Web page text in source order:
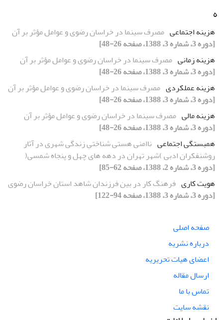
ه
هزینه اجتماعی مصرف سینما در خراسان رضوی و عوامل مؤثر بر آن
[دوره 3، شماره 3، 1388، صفحه 26-48]
هزینه زمانی مصرف سینما در خراسان رضوی و عوامل مؤثر بر آن
[دوره 3، شماره 3، 1388، صفحه 26-48]
هزینه عملکردی مصرف سینما در خراسان رضوی و عوامل مؤثر بر آن
[دوره 3، شماره 3، 1388، صفحه 26-48]
هزینه مالی مصرف سینما در خراسان رضوی و عوامل مؤثر بر آن
[دوره 3، شماره 3، 1388، صفحه 26-48]
همبستگی اجتماعی ناامنی هستی شناختیِ زندگی شهری در آثار
روشنفکران ادبی )شهر تهران در دهه های چهل و پنجاه شمسی(
[دوره 3، شماره 2، 1388، صفحه 62-85]
هویت کاری فرهنگ کار در بین فرزندان شاهد استان خراسان رضوی
[دوره 3، شماره 3، 1388، صفحه 94-122]
صفحه اصلی
درباره نشریه
اعضای هیات تحریریه
ارسال مقاله
تماس با ما
نقشه سایت